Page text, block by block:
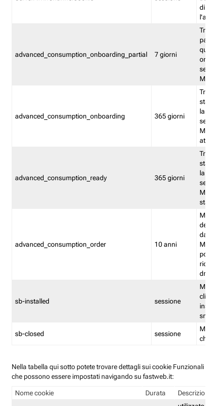
advanced_consumption_onboarding_partial 7 giorni
advanced_consumption_onboarding 365 giorni
stata
la
advanced_consumption_ready 365 giorni
stata
la
stato
advanced_consumption_order 10 anni
delle
sb-installed sessione
sb-closed sessione
Nella tabella qui sotto potete trovare dettagli sui cookie Funzionali
che possono essere impostati navigando su fastweb.it:
Nome cookie Durata Descrizione